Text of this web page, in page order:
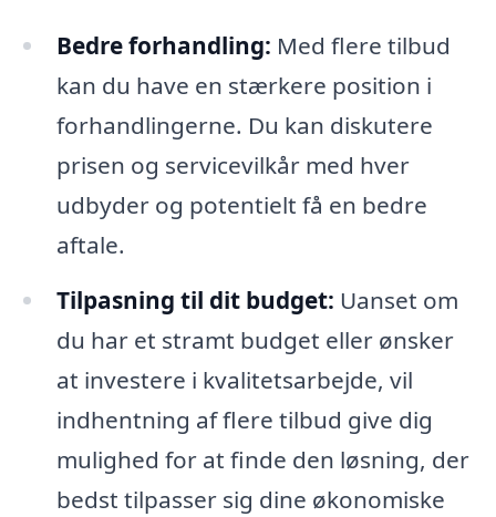
Bedre forhandling: Med flere tilbud
kan du have en stærkere position i
forhandlingerne. Du kan diskutere
prisen og servicevilkår med hver
udbyder og potentielt få en bedre
aftale.
Tilpasning til dit budget: Uanset om
du har et stramt budget eller ønsker
at investere i kvalitetsarbejde, vil
indhentning af flere tilbud give dig
mulighed for at finde den løsning, der
bedst tilpasser sig dine økonomiske